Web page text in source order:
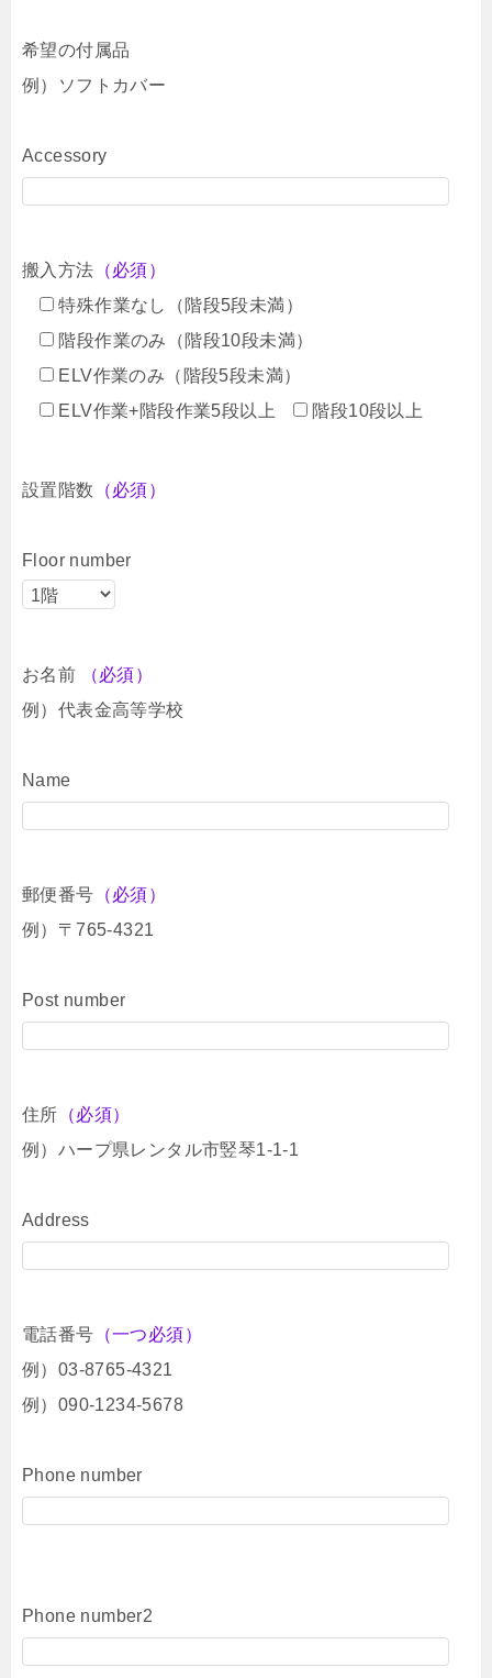
希望の付属品
例）ソフトカバー
Accessory
搬入方法 （必須）
特殊作業なし（階段5段未満）
階段作業のみ（階段10段未満）
ELV作業のみ（階段5段未満）
ELV作業+階段作業5段以上
階段10段以上
設置階数 （必須）
Floor number
お名前
（必須）
例）代表金高等学校
Name
郵便番号 （必須）
例）〒765-4321
Post number
住所 （必須）
例）ハープ県レンタル市竪琴1-1-1
Address
電話番号 （一つ必須）
例）03-8765-4321
例）090-1234-5678
Phone number
Phone number2